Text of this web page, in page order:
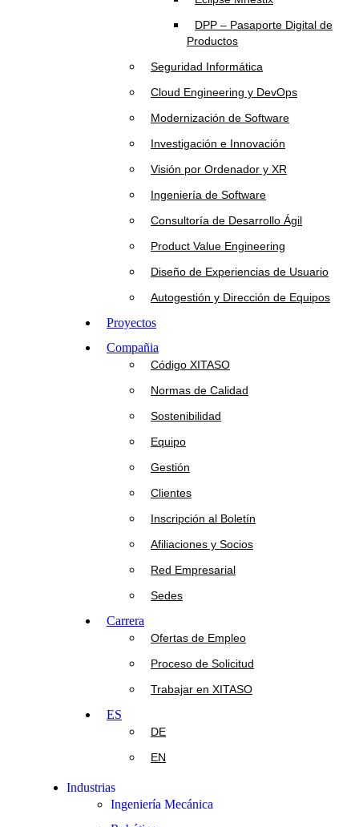
DPP – Pasaporte Digital de
Productos
Seguridad Informática
Cloud Engineering y DevOps
Modernización de Software
Investigación e Innovación
Visión por Ordenador y XR
Ingeniería de Software
Consultoría de Desarrollo Ágil
Product Value Engineering
Diseño de Experiencias de Usuario
Autogestión y Dirección de Equipos
Proyectos
Compañia
Código XITASO
Normas de Calidad
Sostenibilidad
Equipo
Gestión
Clientes
Inscripción al Boletín
Afiliaciones y Socios
Red Empresarial
Sedes
Carrera
Ofertas de Empleo
Proceso de Solicitud
Trabajar en XITASO
ES
DE
EN
Industrias
Ingeniería Mecánica